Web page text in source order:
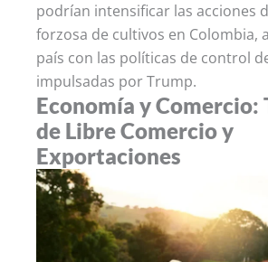
podrían intensificar las acciones
forzosa de cultivos en Colombia,
país con las políticas de control
impulsadas por Trump.
Economía y Comercio:
de Libre Comercio y
Exportaciones